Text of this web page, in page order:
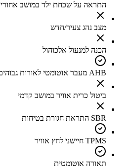
התראה על שכחת ילד במושב אחורי
מצב נהג צעיר/חדש
הכנה למנעול אלכוהול
AHB מעבר אוטומטי לאורות גבוהים
ביטול כרית אוויר במושב קדמי
SBR התראת חגורת בטיחות
TPMS חיישני לחץ אוויר
תאורה אוטומטית